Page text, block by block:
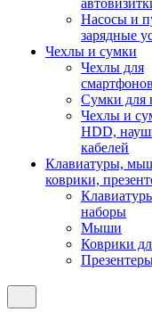
Насосы и
зарядные
Чехлы и сумки
Чехлы для
смартфонов
Сумки для
Чехлы и
HDD,
кабелей
Клавиатуры,
коврики,
наборы
Мыши
Коврики